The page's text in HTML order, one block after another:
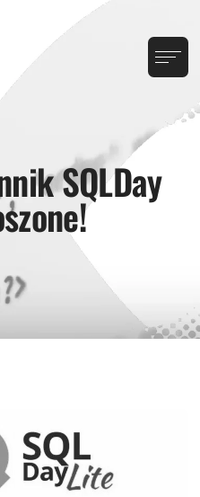
SQLDay